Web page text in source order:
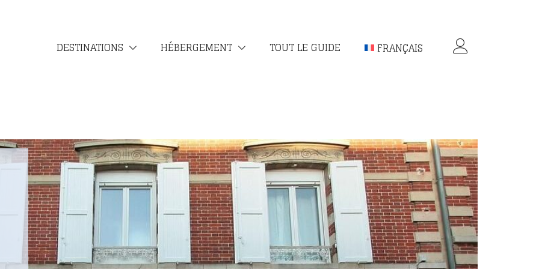
DESTINATIONS HÉBERGEMENT TOUT LE GUIDE FRANÇAIS